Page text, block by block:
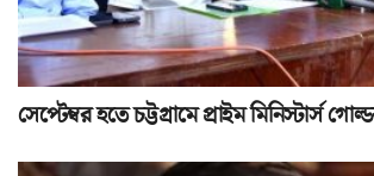
সেপ্টেম্বর হতে চট্টগ্রামে প্রাইম মিনিস্টার্স